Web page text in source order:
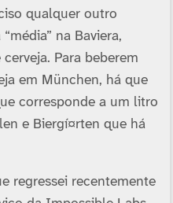
qualquer outro
na Baviera,
Para beberem
em München, há que
corresponde a um litro
e Biergí¤rten que há
regressei recentemente